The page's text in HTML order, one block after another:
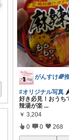
#オリジナル写真
好き必見！おうち
辣湯が楽 ...
￥ 3,204
0 0 268